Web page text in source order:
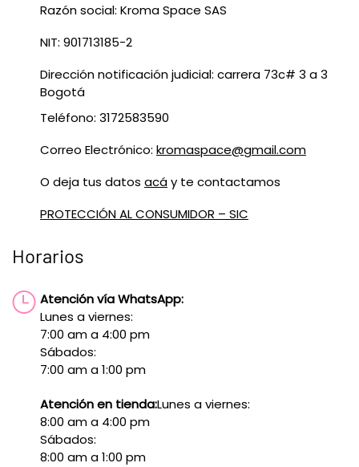
Razón social: Kroma Space SAS
NIT: 901713185-2
Dirección notificación judicial: carrera 73c# 3 a 3
Bogotá
Teléfono: 3172583590
Correo Electrónico: kromaspace@gmail.com
O deja tus datos acáy te contactamos
PROTECCIÓN AL CONSUMIDOR – SIC
Horarios
Atención vía WhatsApp:
Lunes a viernes:
7:00 am a 4:00 pm
Sábados:
7:00 am a 1:00 pm
Atención en tienda:Lunes a viernes:
8:00 am a 4:00 pm
Sábados:
8:00 am a 1:00 pm